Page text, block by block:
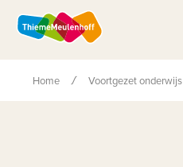
Home Voortgezet onderwijs